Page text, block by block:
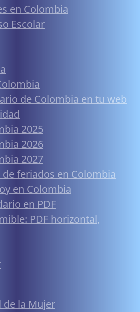
en Colombia
Escolar
de Colombia en tu web
2025
2026
2027
feriados en Colombia
en Colombia
en PDF
PDF horizontal,
de la Mujer